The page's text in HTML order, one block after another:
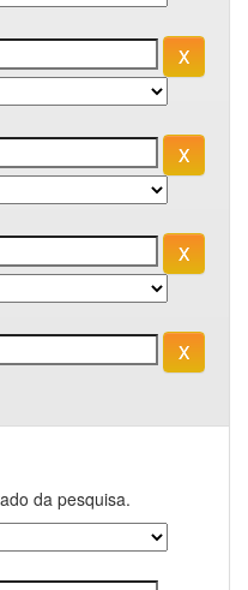
da pesquisa.